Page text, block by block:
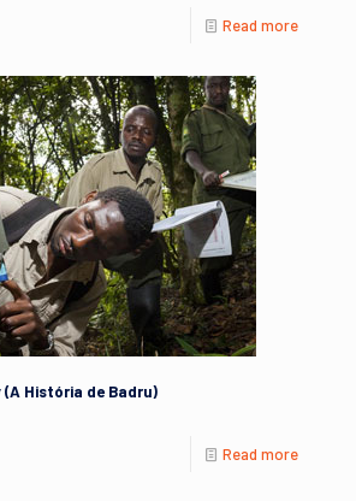
Read more
(A História de Badru)
Read more